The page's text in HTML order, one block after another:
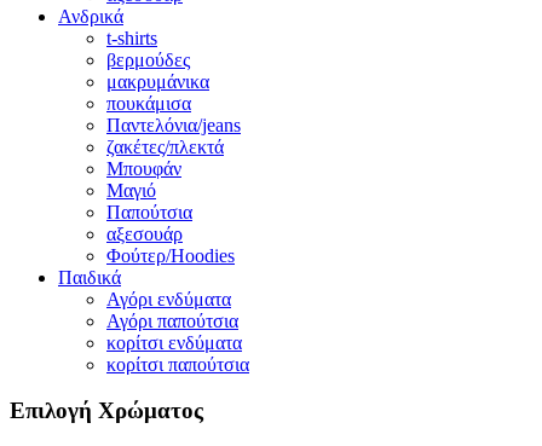
Ανδρικά
t-shirts
βερμούδες
μακρυμάνικα
πουκάμισα
Παντελόνια/jeans
ζακέτες/πλεκτά
Μπουφάν
Μαγιό
Παπούτσια
αξεσουάρ
Φούτερ/Hoodies
Παιδικά
Αγόρι ενδύματα
Αγόρι παπούτσια
κορίτσι ενδύματα
κορίτσι παπούτσια
Επιλογή Χρώματος